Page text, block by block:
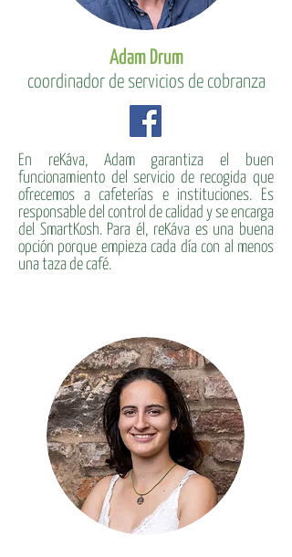
Adam Drum
coordinador de servicios de cobranza
En reKáva, Adam garantiza el buen
funcionamiento del servicio de recogida que
ofrecemos a cafeterías e instituciones. Es
responsable del control de calidad y se encarga
del SmartKosh. Para él, reKáva es una buena
opción porque empieza cada día con al menos
una taza de café.